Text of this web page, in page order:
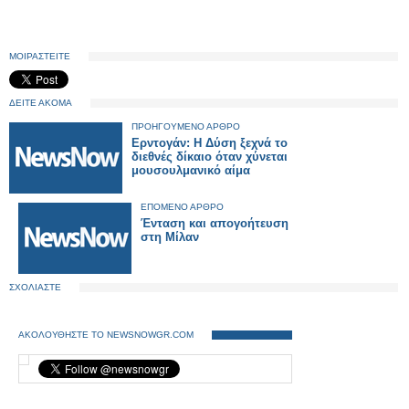
ΜΟΙΡΑΣΤΕΙΤΕ
ΔΕΙΤΕ ΑΚΟΜΑ
ΠΡΟΗΓΟΥΜΕΝΟ ΑΡΘΡΟ
Ερντογάν: Η Δύση ξεχνά το
διεθνές δίκαιο όταν χύνεται
μουσουλμανικό αίμα
ΕΠΟΜΕΝΟ ΑΡΘΡΟ
Ένταση και απογοήτευση
στη Μίλαν
ΣΧΟΛΙΑΣΤΕ
ΑΚΟΛΟΥΘΗΣΤΕ ΤΟ NEWSNOWGR.COM